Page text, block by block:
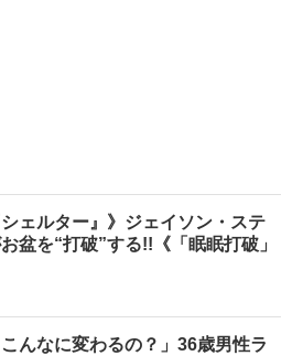
シェルター』》ジェイソン・ステ
盆を“打破”する!!《「眠眠打破」
こんなに変わるの？」36歳男性ラ